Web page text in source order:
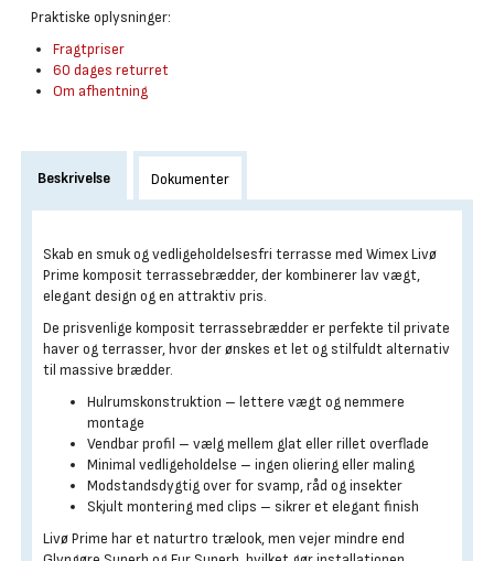
Praktiske oplysninger:
Fragtpriser
60 dages returret
Om afhentning
Beskrivelse Dokumenter
Skab en smuk og vedligeholdelsesfri terrasse med Wimex Livø
Prime komposit terrassebrædder, der kombinerer lav vægt,
elegant design og en attraktiv pris.
De prisvenlige komposit terrassebrædder er perfekte til private
haver og terrasser, hvor der ønskes et let og stilfuldt alternativ
til massive brædder.
Hulrumskonstruktion – lettere vægt og nemmere
montage
Vendbar profil – vælg mellem glat eller rillet overflade
Minimal vedligeholdelse – ingen oliering eller maling
Modstandsdygtig over for svamp, råd og insekter
Skjult montering med clips – sikrer et elegant finish
Livø Prime har et naturtro trælook, men vejer mindre end